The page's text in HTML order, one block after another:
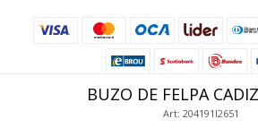
BUZO DE FELPA
Art: 204191I2651